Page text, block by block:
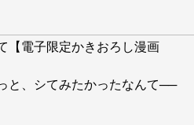
【電子限定かきおろし漫画
、シてみたかったなんて──